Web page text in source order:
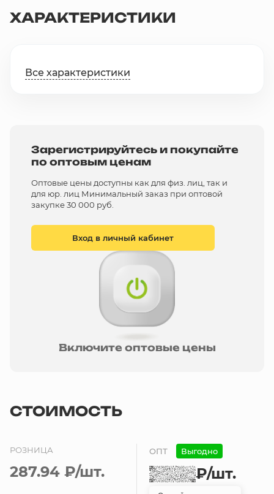
ХАРАКТЕРИСТИКИ
Все характеристики
Зарегистрируйтесь и покупайте
по оптовым ценам
Оптовые цены доступны как для физ. лиц, так и
для юр. лиц Минимальный заказ при оптовой
закупке 30 000 руб.
Вход в личный кабинет
Включите оптовые цены
СТОИМОСТЬ
РОЗНИЦА
287.94 ₽/шт.
ОПТ Выгодно
₽/шт.